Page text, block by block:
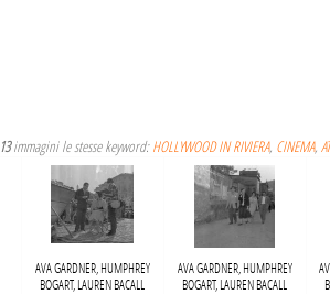
13immagini le stesse keyword:HOLLYWOOD IN RIVIERA, CINEMA,
AVA GARDNER, HUMPHREY
BOGART, LAUREN BACALL
AVA GARDNER, HUMPHREY
BOGART, LAUREN BACALL